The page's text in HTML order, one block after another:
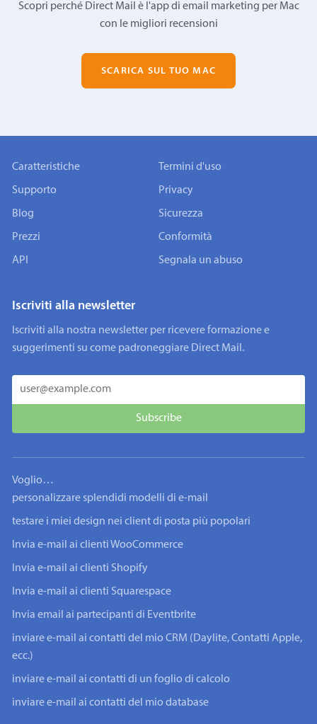
Scopri perché Direct Mail è l'app di email marketing per Mac
con le migliori recensioni
SCARICA SUL TUO MAC
Caratteristiche
Supporto
Blog
Prezzi
API
Termini d'uso
Privacy
Sicurezza
Conformità
Segnala un abuso
Iscriviti alla newsletter
Iscriviti alla nostra newsletter per ricevere formazione e
suggerimenti su come padroneggiare Direct Mail.
Voglio…
personalizzare splendidi modelli di e-mail
testare i miei design nei client di posta più popolari
Invia e-mail ai clienti WooCommerce
Invia e-mail ai clienti Shopify
Invia e-mail ai clienti Squarespace
Invia email ai partecipanti di Eventbrite
inviare e-mail ai contatti del mio CRM (Daylite, Contatti Apple,
ecc.)
inviare e-mail ai contatti di un foglio di calcolo
inviare e-mail ai contatti del mio database